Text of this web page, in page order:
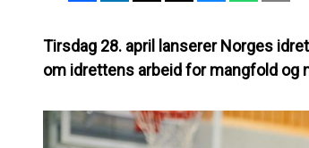
Tirsdag 28. april lanserer Norges
om idrettens arbeid for mangfold og